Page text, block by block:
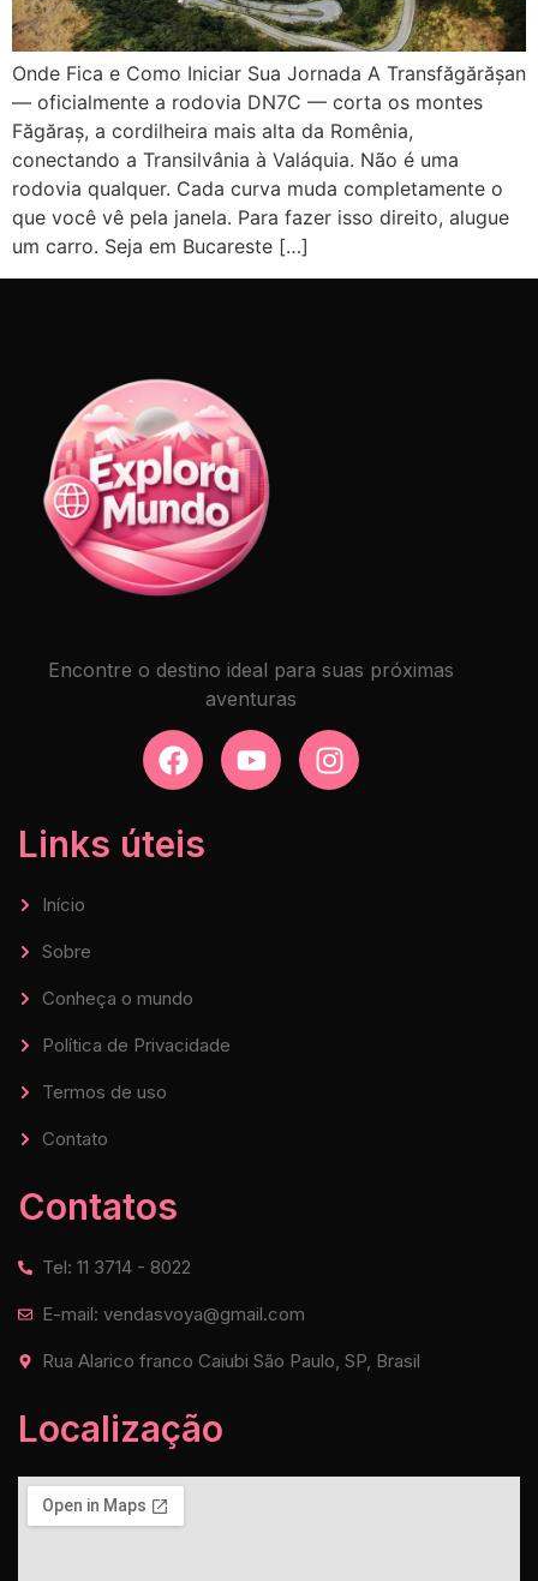
Onde Fica e Como Iniciar Sua Jornada A Transfăgărășan
— oficialmente a rodovia DN7C — corta os montes
Făgăraș, a cordilheira mais alta da Romênia,
conectando a Transilvânia à Valáquia. Não é uma
rodovia qualquer. Cada curva muda completamente o
que você vê pela janela. Para fazer isso direito, alugue
um carro. Seja em Bucareste […]
Encontre o destino ideal para suas próximas
aventuras
Links úteis
Início
Sobre
Conheça o mundo
Política de Privacidade
Termos de uso
Contato
Contatos
Tel: 11 3714 - 8022
E-mail: vendasvoya@gmail.com
Rua Alarico franco Caiubi São Paulo, SP, Brasil
Localização